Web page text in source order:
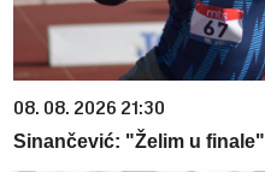
08. 08. 2026 21:30
Sinančević: "Želim u finale"